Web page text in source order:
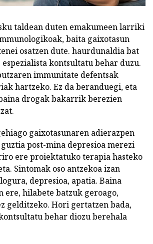
taldean duten emakumeen larriki
baita gaixotasun
osatzen dute. haurdunaldia bat
kontsultatu behar duzu.
immunitate defentsak
hartzeko. Ez da beranduegi, eta
drogak bakarrik berezien
gaixotasunaren adierazpen
post-mina depresioa merezi
ere proiektatuko terapia hasteko
Sintomak oso antzekoa izan
depresioa, apatia. Baina
ere, hilabete batzuk geroago,
gelditzeko. Hori gertatzen bada,
behar diozu berehala